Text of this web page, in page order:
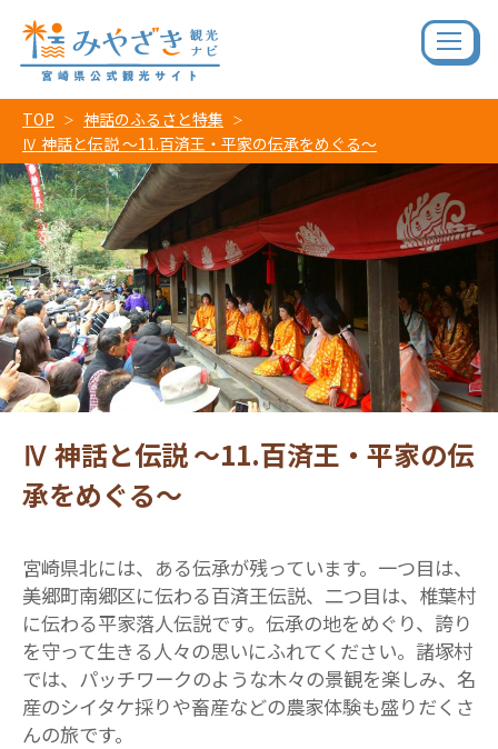
TOP
神話のふるさと特集
Ⅳ 神話と伝説 ～11.百済王・平家の伝承をめぐる～
Ⅳ 神話と伝説 ～11.百済王・平家の伝
承をめぐる～
宮崎県北には、ある伝承が残っています。一つ目は、
美郷町南郷区に伝わる百済王伝説、二つ目は、椎葉村
に伝わる平家落人伝説です。伝承の地をめぐり、誇り
を守って生きる人々の思いにふれてください。諸塚村
では、パッチワークのような木々の景観を楽しみ、名
産のシイタケ採りや畜産などの農家体験も盛りだくさ
んの旅です。